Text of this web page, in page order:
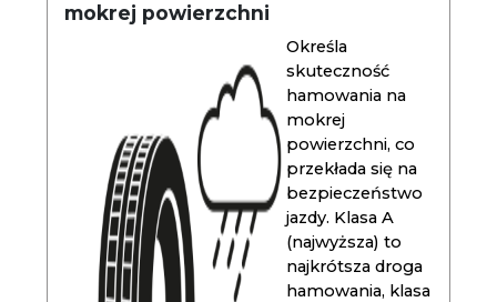
mokrej powierzchni
Określa
skuteczność
hamowania na
mokrej
powierzchni, co
przekłada się na
bezpieczeństwo
jazdy. Klasa A
(najwyższa) to
najkrótsza droga
hamowania, klasa